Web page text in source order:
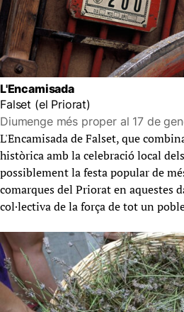
L'Encamisada
Falset (el Priorat)
Diumenge més proper al 17 de
L'Encamisada de Falset, que
històrica amb la celebració local
possiblement la festa popular de
comarques del Priorat en aquestes
col·lectiva de la força de tot un